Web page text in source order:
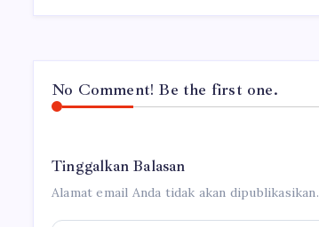
No Comment! Be the first one.
Tinggalkan Balasan
Alamat email Anda tidak akan dipublikasikan.